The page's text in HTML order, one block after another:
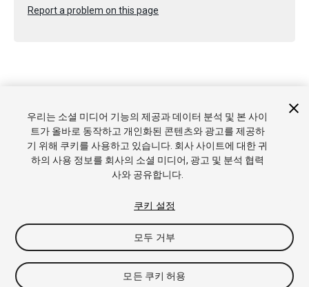
Report a problem on this page
Copyright © 2022 Unity Technologies. Publication 2023.2
튜토리얼
커뮤니티 답변 기술 자료 포럼 에셋 스토어
및 이용약관
법률정보 개인정보처리방침 쿠키
내 개인정보 판
매 금지
쿠키 기본 설정
우리는 소셜 미디어 기능의 제공과 데이터 분석 및 본 사이
트가 올바로 동작하고 개인화된 콘텐츠와 광고를 제공하
기 위해 쿠키를 사용하고 있습니다. 회사 사이트에 대한 귀
하의 사용 정보를 회사의 소셜 미디어, 광고 및 분석 협력
사와 공유합니다.
쿠키 설정
모두 거부
모든 쿠키 허용